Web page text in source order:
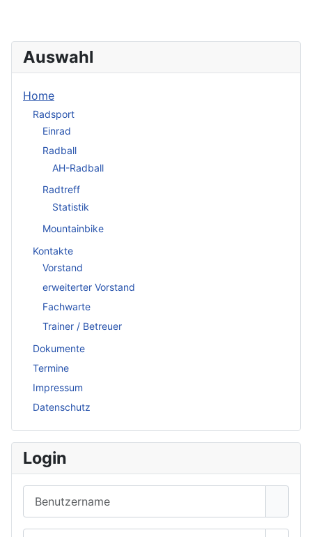
Auswahl
Home
Radsport
Einrad
Radball
AH-Radball
Radtreff
Statistik
Mountainbike
Kontakte
Vorstand
erweiterter Vorstand
Fachwarte
Trainer / Betreuer
Dokumente
Termine
Impressum
Datenschutz
Login